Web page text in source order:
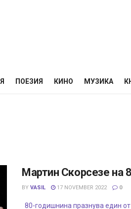
ПОЕЗИЯ КИНО МУЗИКА
Мартин Скорсезе на
BY VASIL 17 NOVEMBER 2022 0
80-годишнина празнува един